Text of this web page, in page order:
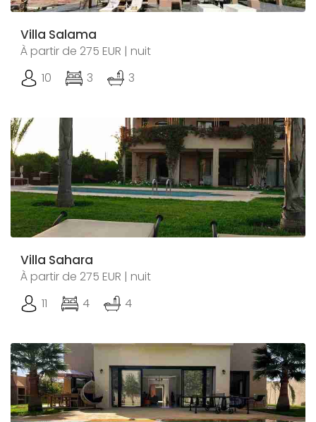
Villa Salama
À partir de 275 EUR | nuit
10
3 3
Villa Sahara
À partir de 275 EUR | nuit
11
4 4